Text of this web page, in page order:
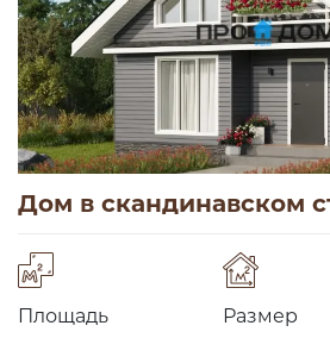
Дом в скандинавском
Площадь Размер